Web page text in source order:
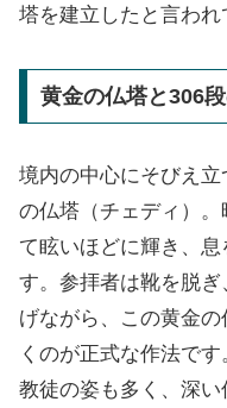
塔を建立したと言われ
黄金の仏塔と306
境内の中心にそびえ
の仏塔（チェディ）
て眩いほどに輝き、
す。参拝者は靴を脱
げながら、この黄金
くのが正式な作法で
教徒の姿も多く、深